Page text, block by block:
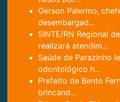
Gerson Palermo,
desembargad...
SINTE/RN Regional
realizará atendim...
Saúde de Parazinho
odontológico h...
Prefeito de Bento
brincand...